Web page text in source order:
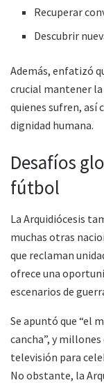
Recuperar
Descubrir
Además, enfatizó
crucial mantener la
quienes sufren, así
dignidad humana.
Desafíos
fútbol
La Arquidiócesis
muchas otras
que reclaman
ofrece una
escenarios de
Se apuntó que “el
cancha”, y
televisión para
No obstante, la